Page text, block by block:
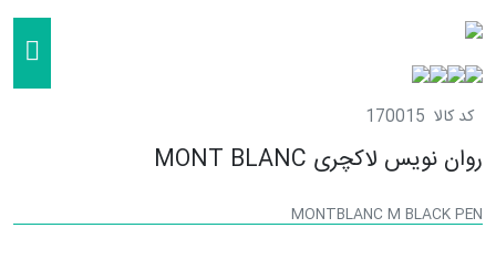
کد کالا 170015
روان نویس لاکچری MONT BLANC
MONTBLANC M BLACK PEN